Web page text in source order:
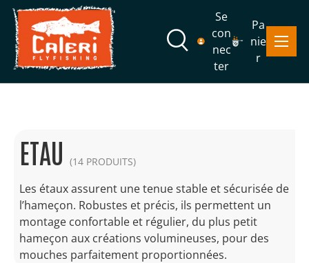
Aller au contenu
Recherche
Recherche
Se
con
nec
ter
Pa
nie
r
Menu
ETAU (14 PRODUITS)
Les étaux assurent une tenue stable et sécurisée de
l’hameçon. Robustes et précis, ils permettent un
montage confortable et régulier, du plus petit
hameçon aux créations volumineuses, pour des
mouches parfaitement proportionnées.